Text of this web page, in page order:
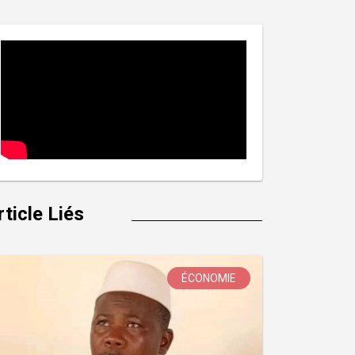
Liés
ÉCONOMIE